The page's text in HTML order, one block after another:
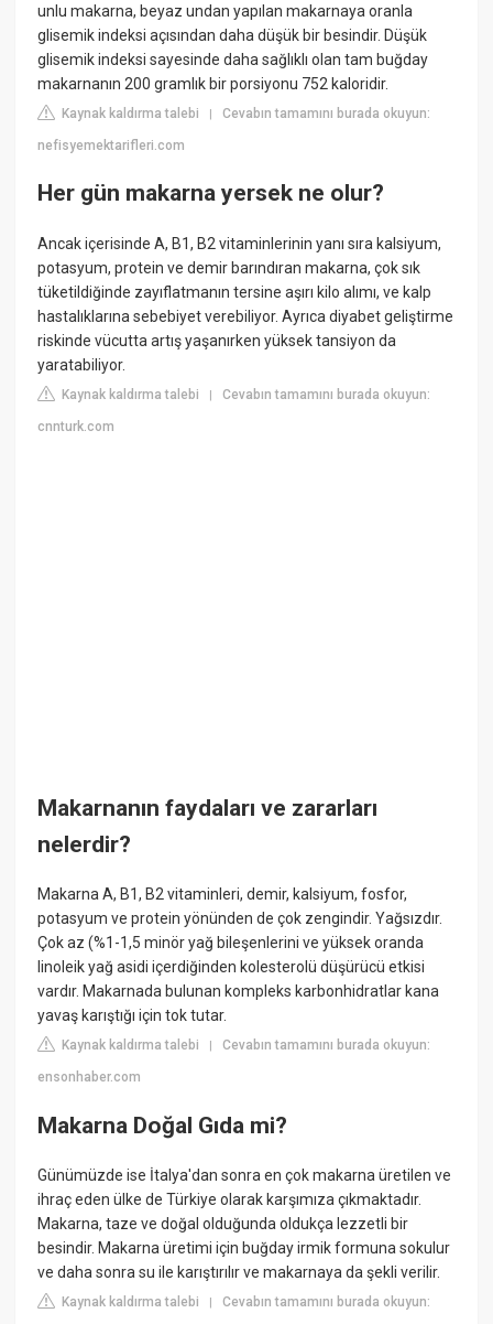
unlu makarna, beyaz undan yapılan makarnaya oranla
glisemik indeksi açısından daha düşük bir besindir. Düşük
glisemik indeksi sayesinde daha sağlıklı olan tam buğday
makarnanın 200 gramlık bir porsiyonu 752 kaloridir.
Kaynak kaldırma talebi |Cevabın tamamını burada okuyun:
nefisyemektarifleri.com
Her gün makarna yersek ne olur?
Ancak içerisinde A, B1, B2 vitaminlerinin yanı sıra kalsiyum,
potasyum, protein ve demir barındıran makarna, çok sık
tüketildiğinde zayıflatmanın tersine aşırı kilo alımı, ve kalp
hastalıklarına sebebiyet verebiliyor. Ayrıca diyabet geliştirme
riskinde vücutta artış yaşanırken yüksek tansiyon da
yaratabiliyor.
Kaynak kaldırma talebi |Cevabın tamamını burada okuyun:
cnnturk.com
Makarnanın faydaları ve zararları
nelerdir?
Makarna A, B1, B2 vitaminleri, demir, kalsiyum, fosfor,
potasyum ve protein yönünden de çok zengindir. Yağsızdır.
Çok az (%1-1,5 minör yağ bileşenlerini ve yüksek oranda
linoleik yağ asidi içerdiğinden kolesterolü düşürücü etkisi
vardır. Makarnada bulunan kompleks karbonhidratlar kana
yavaş karıştığı için tok tutar.
Kaynak kaldırma talebi |Cevabın tamamını burada okuyun:
ensonhaber.com
Makarna Doğal Gıda mi?
Günümüzde ise İtalya'dan sonra en çok makarna üretilen ve
ihraç eden ülke de Türkiye olarak karşımıza çıkmaktadır.
Makarna, taze ve doğal olduğunda oldukça lezzetli bir
besindir. Makarna üretimi için buğday irmik formuna sokulur
ve daha sonra su ile karıştırılır ve makarnaya da şekli verilir.
Kaynak kaldırma talebi |Cevabın tamamını burada okuyun: